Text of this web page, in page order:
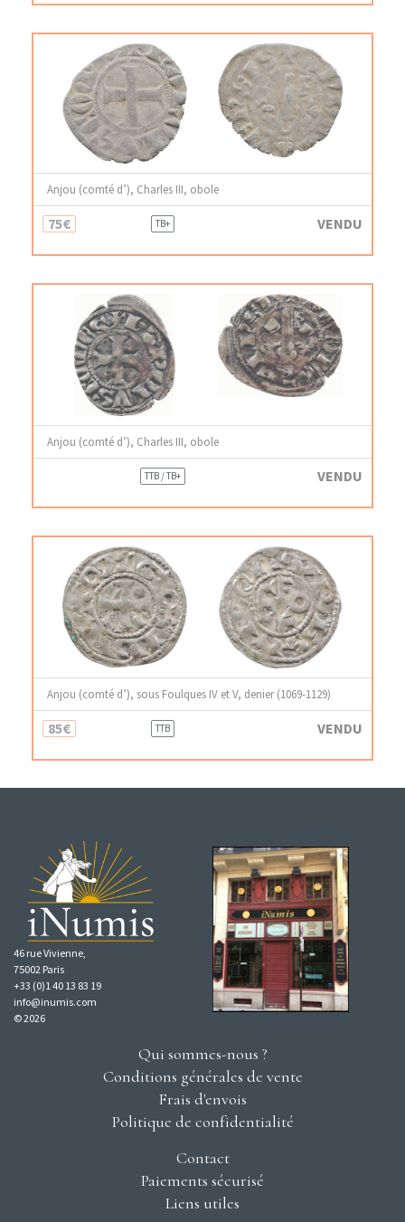
Anjou (comté d’), Charles III, obole
75€ TB+ VENDU
Anjou (comté d’), Charles III, obole
TTB / TB+ VENDU
Anjou (comté d’), sous Foulques IV et V, denier (1069-1129)
85€ TTB VENDU
46 rue Vivienne,
75002 Paris
+33 (0)1 40 13 83 19
info@inumis.com
© 2026
Qui sommes-nous ?
Conditions générales de vente
Frais d'envois
Politique de confidentialité
Contact
Paiements sécurisé
Liens utiles